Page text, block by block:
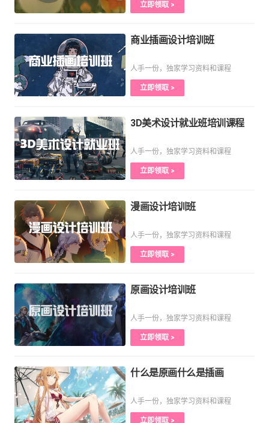
立即领取 >
商业插画设计培训班
人手一份，独家学习资料和课程
立即领取 >
3D美术设计就业班培训课程
人手一份，独家学习资料和课程
立即领取 >
漫画设计培训班
人手一份，独家学习资料和课程
立即领取 >
原画设计培训班
人手一份，独家学习资料和课程
立即领取 >
什么是原画什么是插画
人手一份，独家学习资料和课程
立即领取 >